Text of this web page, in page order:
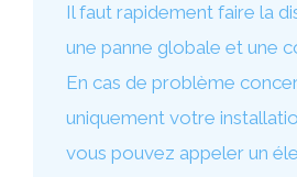
Il faut rapidement faire la
une panne globale et une
En cas de problème
uniquement votre
vous pouvez appeler un